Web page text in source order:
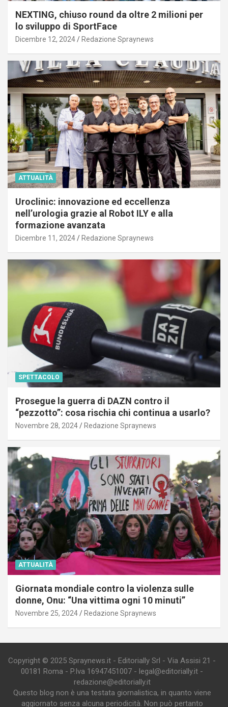
NEXTING, chiuso round da oltre 2 milioni per
lo sviluppo di SportFace
Dicembre 12, 2024 Redazione Spraynews
ATTUALITÀ
Uroclinic: innovazione ed eccellenza
nell’urologia grazie al Robot ILY e alla
formazione avanzata
Dicembre 11, 2024 Redazione Spraynews
SPETTACOLO
Prosegue la guerra di DAZN contro il
“pezzotto”: cosa rischia chi continua a usarlo?
Novembre 28, 2024 Redazione Spraynews
ATTUALITÀ
Giornata mondiale contro la violenza sulle
donne, Onu: “Una vittima ogni 10 minuti”
Novembre 25, 2024 Redazione Spraynews
Copyright © 2025 Spraynews.it - Editorially Srl - Via Assisi 21 -
00181 Roma - P.Iva 16947451007 - legal@editorially.it -
redazione@editorially.it
Questo blog non è una testata giornalistica, in quanto viene
aggiornato senza alcuna periodicità. Non può pertanto